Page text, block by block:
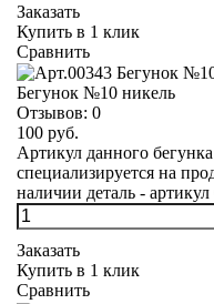
Заказать
Купить в 1 клик
Сравнить
Бегунок №10 никель
Отзывов: 0
100 руб.
Артикул данного
специализируется на
наличии деталь -
Заказать
Купить в 1 клик
Сравнить